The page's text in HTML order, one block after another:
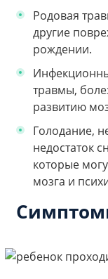
Родовая
другие
рождении.
травмы,
развитию
Голодание,
недостаток
которые
мозга и